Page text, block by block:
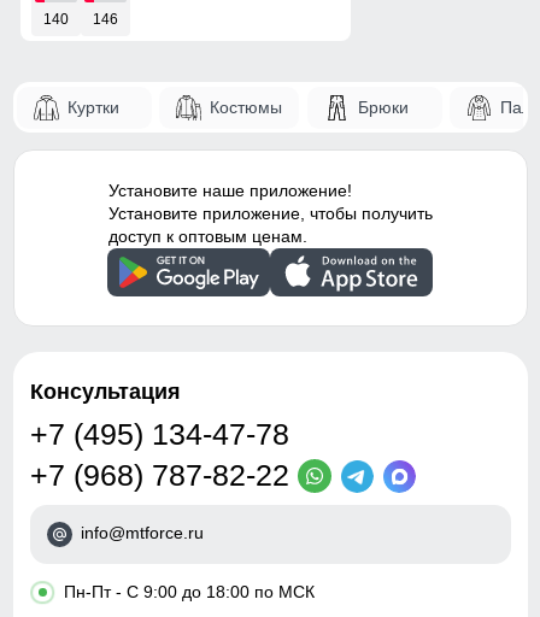
140 146
Куртки Костюмы Брюки
Установите наше приложение!
Установите приложение, чтобы получить
доступ к оптовым ценам.
Консультация
+7 (495) 134-47-78
+7 (968) 787-82-22
info@mtforce.ru
• Пн-Пт - С 9:00 до 18:00 по МСК